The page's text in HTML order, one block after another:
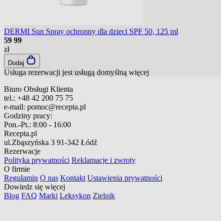
DERMI Sun Spray ochronny dla dzieci SPF 50, 125 ml
59 99
zł
Dodaj
Usługa rezerwacji jest usługą domyślną więcej
Biuro Obsługi Klienta
tel.: +48 42 200 75 75
e-mail: pomoc@recepta.pl
Godziny pracy:
Pon.-Pt.: 8:00 - 16:00
Recepta.pl
ul.Zbąszyńska 3 91-342 Łódź
Rezerwacje
Polityka prywatności Reklamacje i zwroty
O firmie
Regulamin O nas Kontakt Ustawienia prywatności
Dowiedz się więcej
Blog FAQ Marki Leksykon Zielnik